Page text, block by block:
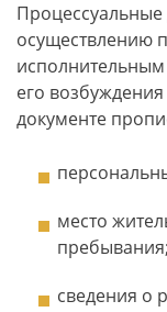
осуществлению
его
документе
место
пребывания;
сведения о